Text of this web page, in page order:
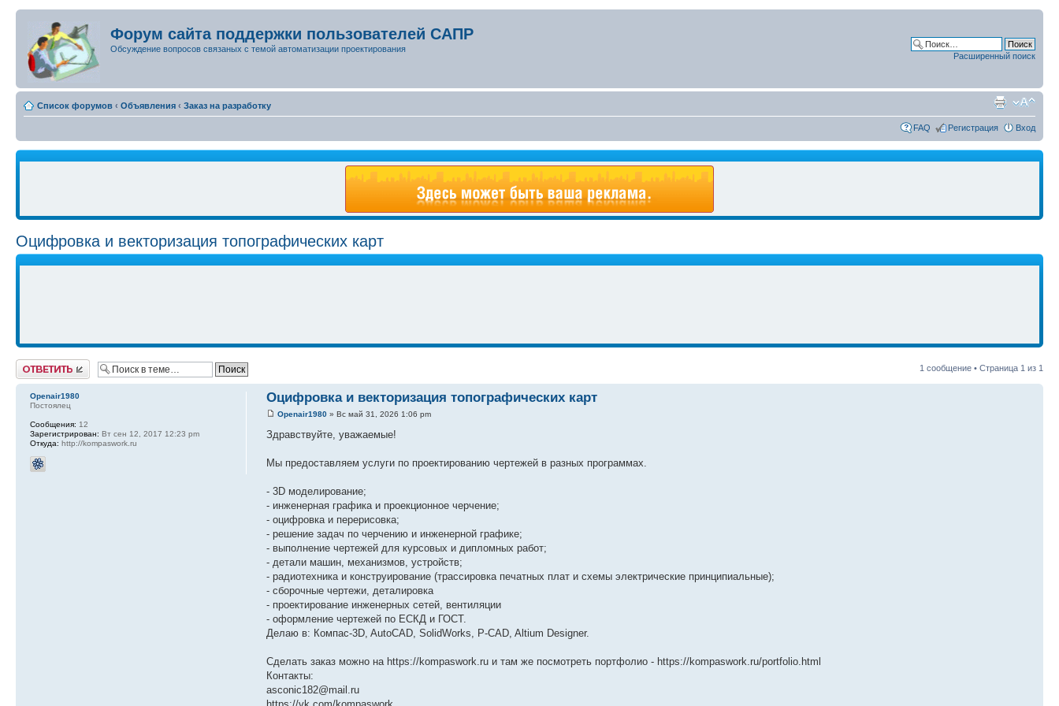
Форум сайта поддержки пользователей САПР
Обсуждение вопросов связаных с темой автоматизации проектирования
Расширенный поиск
Список форумов ‹ Объявления ‹ Заказ на разработку
FAQ Регистрация Вход
Оцифровка и векторизация топографических карт
Ответить 1 сообщение • Страница 1 из 1
Оцифровка и векторизация топографических карт
Openair1980 » Вс май 31, 2026 1:06 pm
Здравствуйте, уважаемые!
Мы предоставляем услуги по проектированию чертежей в разных программах.
- 3D моделирование;
- инженерная графика и проекционное черчение;
- оцифровка и перерисовка;
- решение задач по черчению и инженерной графике;
- выполнение чертежей для курсовых и дипломных работ;
- детали машин, механизмов, устройств;
- радиотехника и конструирование (трассировка печатных плат и схемы электрические принципиальные);
- сборочные чертежи, деталировка
- проектирование инженерных сетей, вентиляции
- оформление чертежей по ЕСКД и ГОСТ.
Делаю в: Компас-3D, AutoCAD, SolidWorks, P-CAD, Altium Designer.
Сделать заказ можно на https://kompaswork.ru и там же посмотреть портфолио - https://kompaswork.ru/portfolio.html
Контакты:
asconic182@mail.ru
Openair1980
Постоялец
Сообщения: 12
Зарегистрирован: Вт сен 12, 2017 12:23 pm
Откуда: http://kompaswork.ru